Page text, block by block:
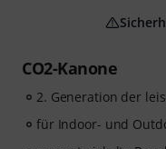
CO2-Kanone
2. Generation der
für Indoor- und